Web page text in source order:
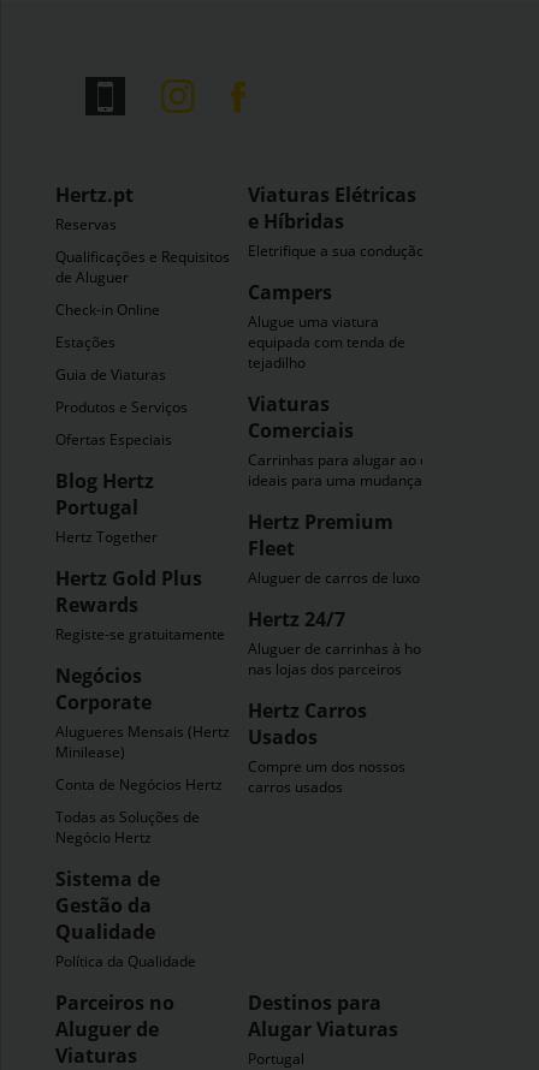
Hertz.pt
Reservas
Qualificações e Requisitos
de Aluguer
Check-in Online
Estações
Guia de Viaturas
Produtos e Serviços
Ofertas Especiais
Blog Hertz
Portugal
Hertz Together
Hertz Gold Plus
Rewards
Registe-se gratuitamente
Negócios
Corporate
Alugueres Mensais (Hertz
Minilease)
Conta de Negócios Hertz
Todas as Soluções de
Negócio Hertz
Sistema de
Gestão da
Qualidade
Política da Qualidade
Viaturas Elétricas
e Híbridas
Eletrifique a sua condução
Campers
Alugue uma viatura
equipada com tenda de
tejadilho
Viaturas
Comerciais
Carrinhas para alugar ao dia
ideais para uma mudança
Hertz Premium
Fleet
Aluguer de carros de luxo
Hertz 24/7
Aluguer de carrinhas à hora
nas lojas dos parceiros
Hertz Carros
Usados
Compre um dos nossos
carros usados
Parceiros no
Aluguer de
Viaturas
Destinos para
Alugar Viaturas
Portugal